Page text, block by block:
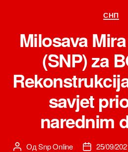
СНП
Milosava
(SNP) za
savjet
narednim
Аутор
ОдSnp Online
Датум
25/09/